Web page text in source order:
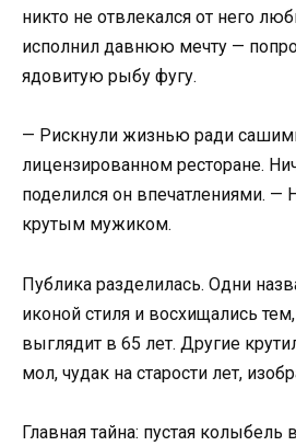
никто не отвлекался от него
исполнил давнюю мечту —
ядовитую рыбу фугу.
— Рискнули жизнью ради
лицензированном ресторане.
поделился он впечатлениями. —
крутым мужиком.
Публика разделилась. Одни
иконой стиля и восхищались
выглядит в 65 лет. Другие
мол, чудак на старости лет,
Главная тайна: пустая